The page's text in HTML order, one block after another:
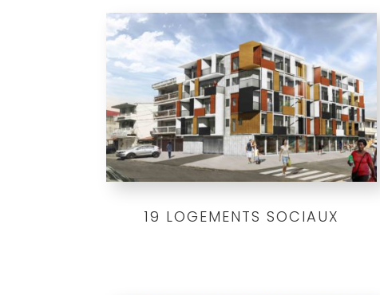
19 LOGEMENTS SOCIAUX